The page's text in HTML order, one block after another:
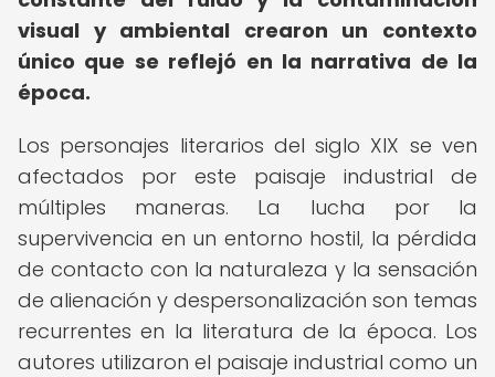
visual y ambiental crearon un contexto
único que se reflejó en la narrativa de la
época.
Los personajes literarios del siglo XIX se ven
afectados por este paisaje industrial de
múltiples maneras. La lucha por la
supervivencia en un entorno hostil, la pérdida
de contacto con la naturaleza y la sensación
de alienación y despersonalización son temas
recurrentes en la literatura de la época. Los
autores utilizaron el paisaje industrial como un